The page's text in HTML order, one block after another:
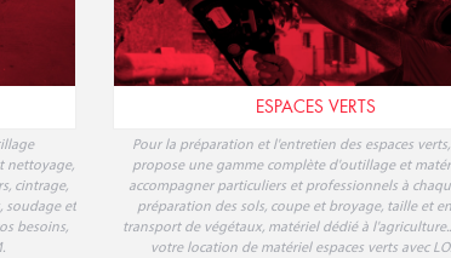
nettoyage,
cintrage,
soudage et
besoins,
ESPACES VERTS
Pour la préparation et l'entretien des espaces verts,
propose une gamme complète d'outillage et
accompagner particuliers et professionnels à
préparation des sols, coupe et broyage, taille et
transport de végétaux, matériel dédié à
votre location de matériel espaces verts avec